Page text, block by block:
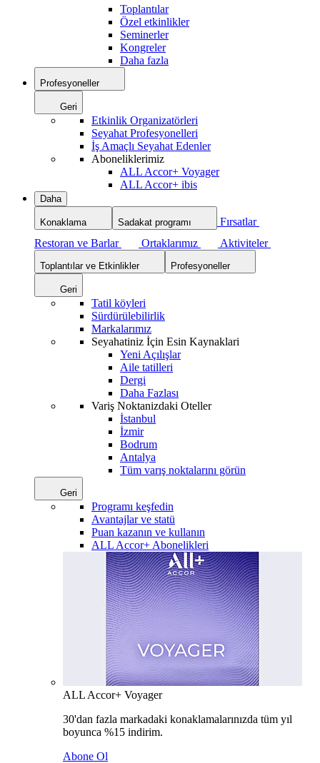
Toplantılar
Özel etkinlikler
Seminerler
Kongreler
Daha fazla
Profesyoneller
Geri
Etkinlik Organizatörleri
Seyahat Profesyonelleri
İş Amaçlı Seyahat Edenler
Aboneliklerimiz
ALL Accor+ Voyager
ALL Accor+ ibis
Daha
Konaklama Sadakat programı
Fırsatlar
Restoran ve Barlar
Ortaklarımız Aktiviteler
Toplantılar ve Etkinlikler Profesyoneller
Geri
Tatil köyleri
Sürdürülebilirlik
Markalarımız
Seyahatiniz İçin Esin Kaynaklari
Yeni Açılışlar
Aile tatilleri
Dergi
Daha Fazlası
Variş Noktanizdaki Oteller
İstanbul
İzmir
Bodrum
Antalya
Tüm varış noktalarını görün
Geri
Programı keşfedin
Avantajlar ve statü
Puan kazanın ve kullanın
ALL Accor+ Abonelikleri
ALL Accor+ Voyager
30'dan fazla markadaki konaklamalarınızda tüm yıl
boyunca %15 indirim.
Abone Ol